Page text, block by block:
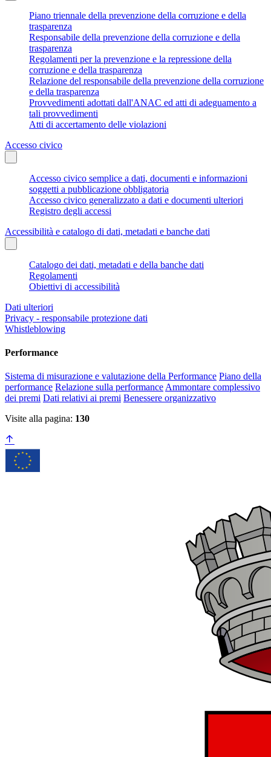
Piano triennale della prevenzione della corruzione e della
trasparenza
Responsabile della prevenzione della corruzione e della
trasparenza
Regolamenti per la prevenzione e la repressione della
corruzione e della trasparenza
Relazione del responsabile della prevenzione della corruzione
e della trasparenza
Provvedimenti adottati dall'ANAC ed atti di adeguamento a
tali provvedimenti
Atti di accertamento delle violazioni
Accesso civico
Accesso civico semplice a dati, documenti e informazioni
soggetti a pubblicazione obbligatoria
Accesso civico generalizzato a dati e documenti ulteriori
Registro degli accessi
Accessibilità e catalogo di dati, metadati e banche dati
Catalogo dei dati, metadati e della banche dati
Regolamenti
Obiettivi di accessibilità
Dati ulteriori
Privacy - responsabile protezione dati
Whistleblowing
Performance
Sistema di misurazione e valutazione della Performance Piano della
performance Relazione sulla performance Ammontare complessivo
dei premi Dati relativi ai premi Benessere organizzativo
Visite alla pagina: 130